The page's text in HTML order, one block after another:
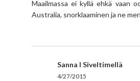
Maailmassa ei kyllä ehkä vaan
Australia, snorklaaminen ja ne
Sanna I Siveltimellä
4/27/2015